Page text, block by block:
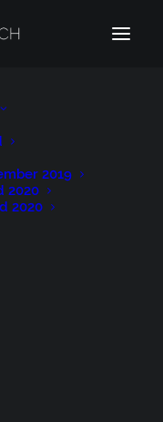
2019
2020
2020
Urnäsch